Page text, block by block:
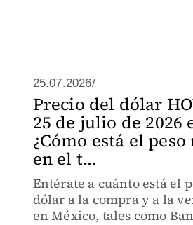
25.07.2026/
Precio del dólar
25 de julio de 2026
¿Cómo está el
en el t...
Entérate a cuánto está el
dólar a la compra y a la
en México, tales como